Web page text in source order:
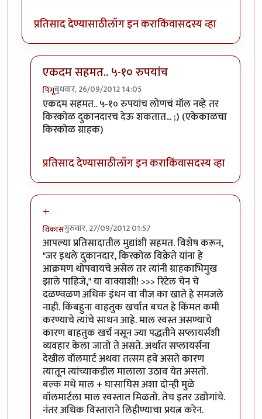
प्रतिसाद देण्यासाठीलॉग इन कराकिंवासदस्य व्हा
एकदम सहमत.. ५-१० रुपयांच
पिंगूबुधवार, 26/09/2012 14:05
In reply toजनजागृतीbyसर्वसाक्षी
एकदम सहमत.. ५-१० रुपयांच लोणचं मॉल नव्हे तर
किरकोळ दुकानदारच देऊ शकतात... ;) (एकेकाळचा
किरकोळ ग्राहक)
प्रतिसाद देण्यासाठीलॉग इन कराकिंवासदस्य व्हा
+
विकासगुरुवार, 27/09/2012 01:57
In reply toजनजागृतीbyसर्वसाक्षी
आपल्या प्रतिसादातील मुद्यांशी सहमत. विशेष करून,
"जर इथले दुकानदार, किरकोळ विक्रेते यांना हे
आक्रमण थोपवायचे असेल तर त्यांनी ग्राहकाभिमुख
झाले पाहिजे," या वाक्याशी! >>> रिटेल चेन चे
दळण्वळण अधिक इंधन वा वीज का खाते हे समजले
नाही. किंबहुना वाहतुक खर्चात बचत हे किंमत कमी
करण्याचे त्यांचे साधन आहे. माल स्वस्त असण्याचे
कारण बाहतुक खर्च नसून ज्या पद्धतीने सप्लायर्सशी
व्यवहार केला जातो ते असते. अर्थात सप्लायर्सना
देखील वॉलमार्ट अथवा तत्सम हवे असते कारण
त्यातून त्यांच्याकडील मालाला उठाव येत असतो.
बल्क मधे माल + घासाघिस अशा दोन्ही मुळे
वॉलमार्टला माल स्वस्तात मिळतो. तेच इतर उद्योगांचे.
नंतर अधिक विस्ताराने लिहीण्याचा प्रयत्न करेन.